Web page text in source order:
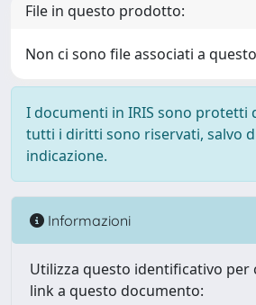
File in questo prodotto:
Non ci sono file associati a
I documenti in IRIS sono protetti
tutti i diritti sono riservati, salvo
indicazione.
Informazioni
Utilizza questo identificativo per
link a questo documento: